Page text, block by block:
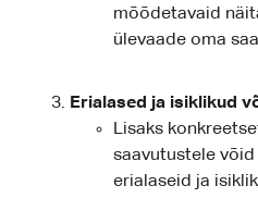
mõõdetavaid
ülevaade oma
Erialased ja isiklikud
Lisaks
saavutustele
erialaseid ja